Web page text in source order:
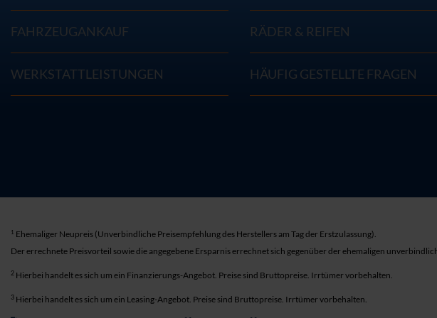
FAHRZEUGANKAUF
WERKSTATTLEISTUNGEN
RÄDER & REIFEN
HÄUFIG GESTELLTE FRAGEN
1 Ehemaliger Neupreis (Unverbindliche Preisempfehlung des Herstellers am Tag der Erstzulassung).
Der errechnete Preisvorteil sowie die angegebene Ersparnis errechnet sich gegenüber der ehemaligen
2 Hierbei handelt es sich um ein Finanzierungs-Angebot. Preise sind Bruttopreise. Irrtümer vorbehalten.
3 Hierbei handelt es sich um ein Leasing-Angebot. Preise sind Bruttopreise. Irrtümer vorbehalten.